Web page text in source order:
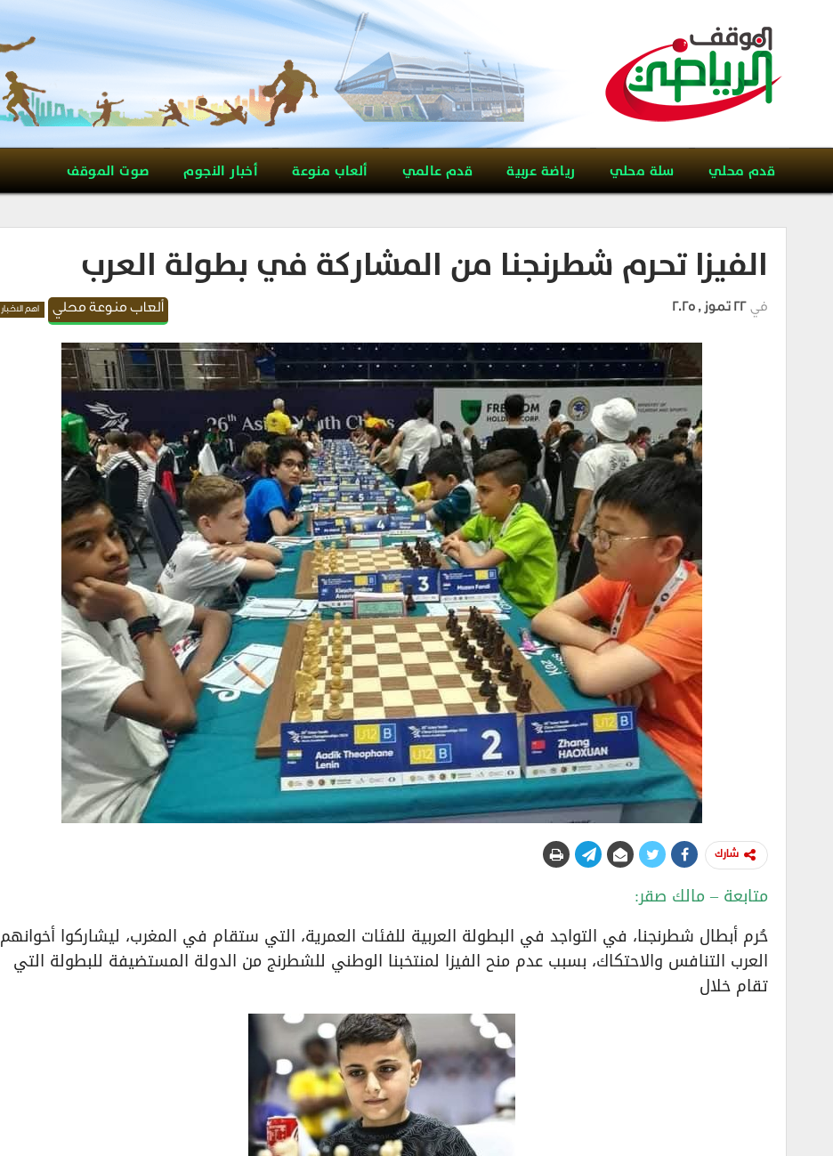
قدم محلي سلة محلي رياضة عربية قدم عالمي ألعاب منوعة أخبار النجوم صوت الموقف
الفيزا تحرم شطرنجنا من المشاركة في بطولة العرب
ألعاب منوعة محلي اهم الاخبار في 22 تموز , 2025
شارك
متابعة – مالك صقر:
حُرم أبطال شطرنجنا، في التواجد في البطولة العربية للفئات العمرية، التي ستقام في المغرب، ليشاركوا أخوانهم
العرب التنافس والاحتكاك، بسبب عدم منح الفيزا لمنتخبنا الوطني للشطرنج من الدولة المستضيفة للبطولة التي
تقام خلال